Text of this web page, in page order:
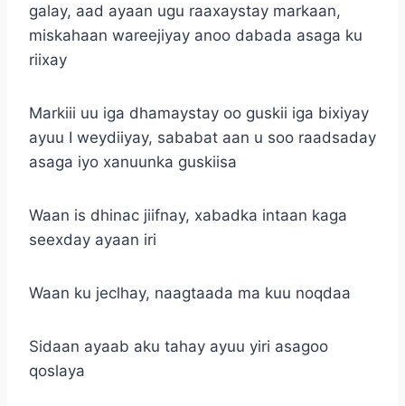
galay, aad ayaan ugu raaxaystay markaan,
miskahaan wareejiyay anoo dabada asaga ku
riixay
Markiii uu iga dhamaystay oo guskii iga bixiyay
ayuu I weydiiyay, sababat aan u soo raadsaday
asaga iyo xanuunka guskiisa
Waan is dhinac jiifnay, xabadka intaan kaga
seexday ayaan iri
Waan ku jeclhay, naagtaada ma kuu noqdaa
Sidaan ayaab aku tahay ayuu yiri asagoo
qoslaya